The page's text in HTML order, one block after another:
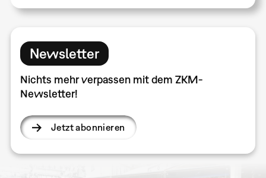
Newsletter
Nichts mehr verpassen mit dem ZKM-
Newsletter!
Jetzt abonnieren